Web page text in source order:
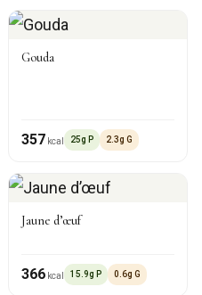
Gouda
357 kcal 25g P 2.3g G
Jaune d’œuf
366 kcal 15.9g P 0.6g G